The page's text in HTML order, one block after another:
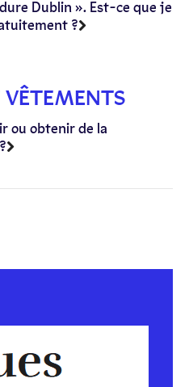
Dublin ». Est-ce que je
?
VÊTEMENTS
ou obtenir de la